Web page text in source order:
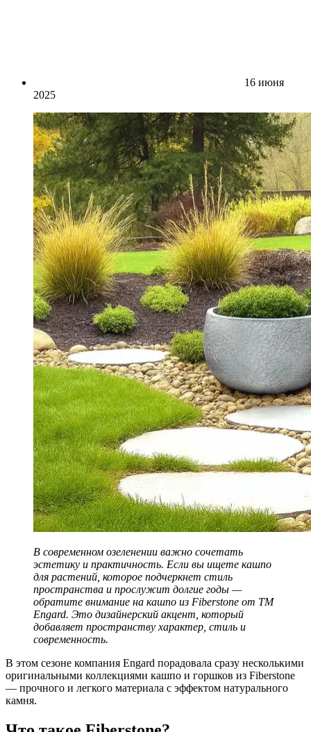
16 июня
2025
В современном озеленении важно сочетать
эстетику и практичность. Если вы ищете кашпо
для растений, которое подчеркнет стиль
пространства и прослужит долгие годы —
обратите внимание на кашпо из Fiberstone от TM
Engard. Это дизайнерский акцент, который
добавляет пространству характер, стиль и
современность.
В этом сезоне компания Engard порадовала сразу несколькими
оригинальными коллекциями кашпо и горшков из Fiberstone
— прочного и легкого материала с эффектом натурального
камня.